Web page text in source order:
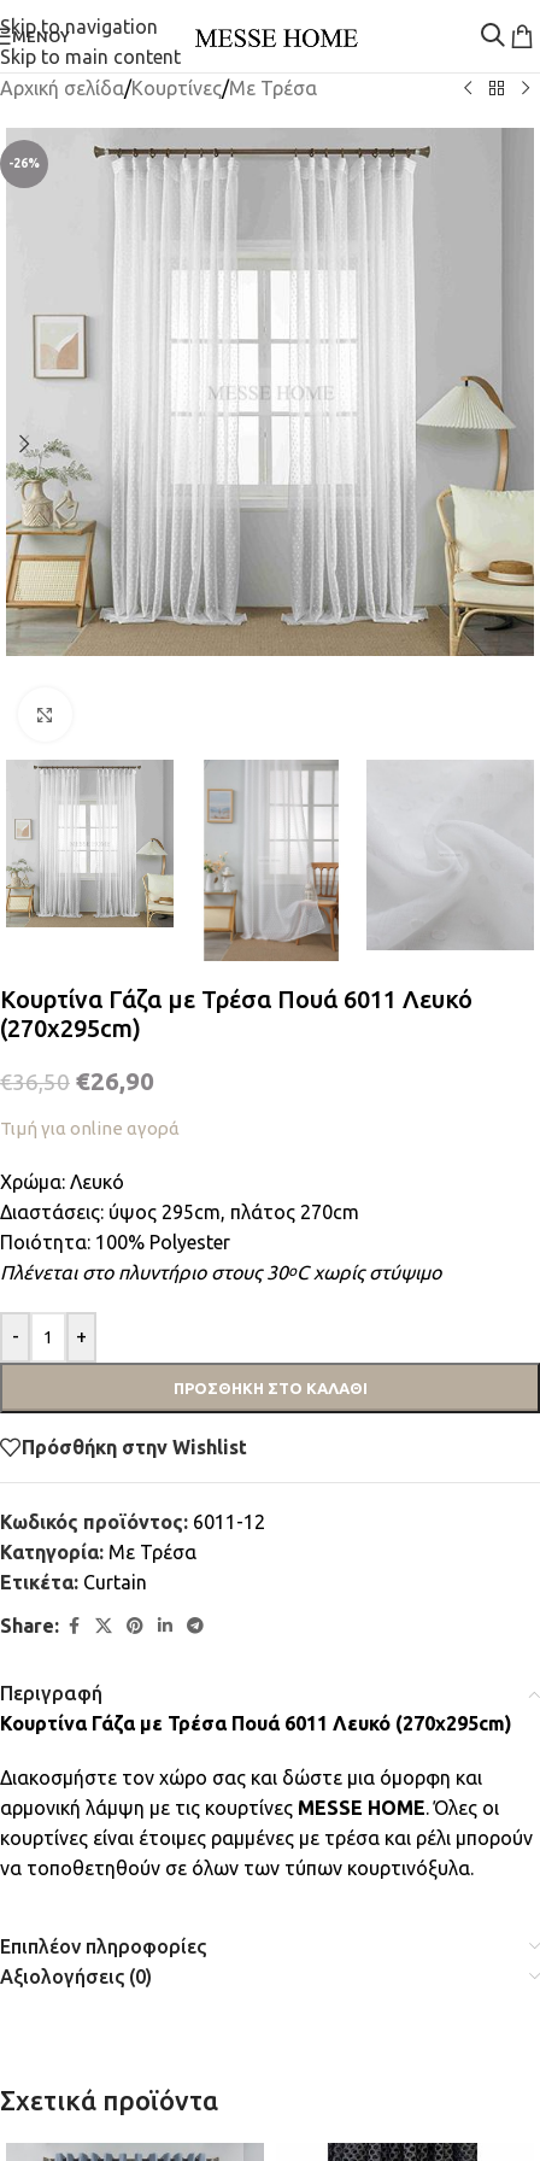
Skip to navigation
Skip to main content
ΜΕΝΟΎ
Αρχική σελίδα/Κουρτίνες/Mε Τρέσα
-26%
Κουρτίνα Γάζα με Τρέσα Πουά 6011 Λευκό
(270x295cm)
€36,50 €26,90
Τιμή για online αγορά
Χρώμα: Λευκό
Διαστάσεις: ύψος 295cm, πλάτος 270cm
Ποιότητα: 100% Polyester
Πλένεται στο πλυντήριο στους 30οC χωρίς στύψιμο
- +
ΠΡΟΣΘΉΚΗ ΣΤΟ ΚΑΛΆΘΙ
Πρόσθήκη στην Wishlist
Κωδικός προϊόντος: 6011-12
Κατηγορία: Mε Τρέσα
Ετικέτα: Curtain
Share:
Περιγραφή
Κουρτίνα Γάζα με Τρέσα Πουά 6011 Λευκό (270x295cm)
Διακοσμήστε τον χώρο σας και δώστε μια όμορφη και
αρμονική λάμψη με τις κουρτίνες MESSE HOME. Όλες οι
κουρτίνες είναι έτοιμες ραμμένες με τρέσα και ρέλι μπορούν
να τοποθετηθούν σε όλων των τύπων κουρτινόξυλα.
Επιπλέον πληροφορίες
Αξιολογήσεις (0)
Σχετικά προϊόντα